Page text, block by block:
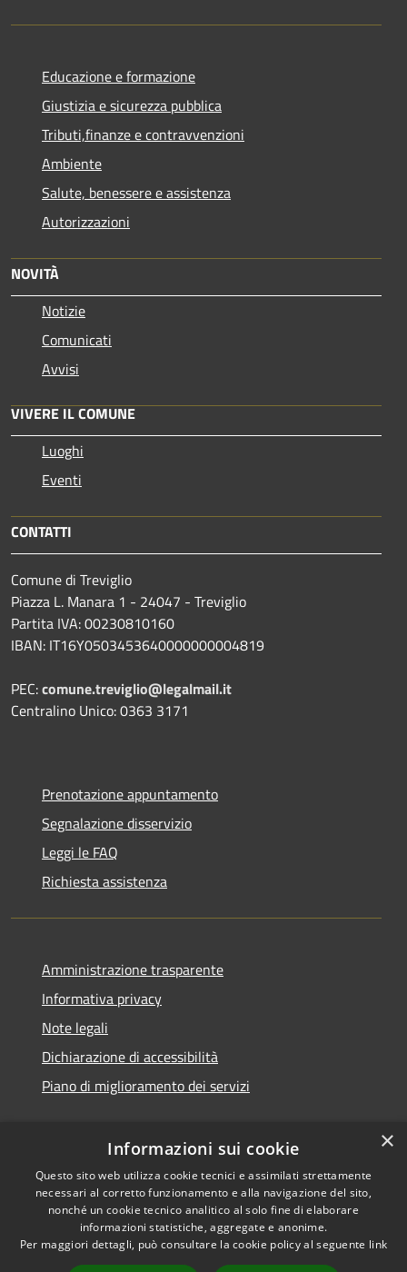
Educazione e formazione
Giustizia e sicurezza pubblica
Tributi,finanze e contravvenzioni
Ambiente
Salute, benessere e assistenza
Autorizzazioni
NOVITÀ
Notizie
Comunicati
Avvisi
VIVERE IL COMUNE
Luoghi
Eventi
CONTATTI
Comune di Treviglio
Piazza L. Manara 1 - 24047 - Treviglio
Partita IVA: 00230810160
IBAN: IT16Y0503453640000000004819
PEC:comune.treviglio@legalmail.it
Centralino Unico: 0363 3171
Prenotazione appuntamento
Segnalazione disservizio
Leggi le FAQ
Richiesta assistenza
Amministrazione trasparente
Informativa privacy
Note legali
Dichiarazione di accessibilità
Piano di miglioramento dei servizi
RSS
Accessibilità
Privacy
Cookie
Mappa del sito
Copyright © 2026 • Comune di
Treviglio • Powered by
Municipium•Accesso
redazione
×
Informazioni sui cookie
Questo sito web utilizza cookie tecnici e assimilati strettamente
necessari al corretto funzionamento e alla navigazione del sito,
nonché un cookie tecnico analitico al solo fine di elaborare
informazioni statistiche, aggregate e anonime.
Per maggiori dettagli, può consultare la cookie policy al seguente link